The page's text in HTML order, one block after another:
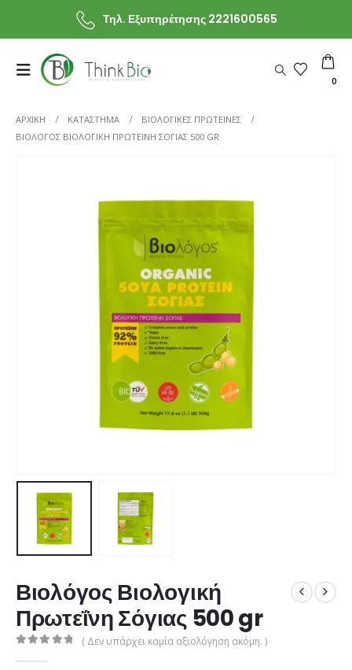
Τηλ. Εξυπηρέτησης 2221600565
0
ΑΡΧΙΚΗ ΚΑΤΆΣΤΗΜΑ
ΒΙΟΛΟΓΙΚΕΣ ΠΡΩΤΕΙΝΕΣ
ΒΙΟΛΌΓΟΣ ΒΙΟΛΟΓΙΚΉ ΠΡΩΤΕΪ́ΝΗ ΣΌΓΙΑΣ 500 GR
Βιολόγος Βιολογική
Πρωτεΐνη Σόγιας 500 gr
( Δεν υπάρχει καμία αξιολόγηση ακόμη. )